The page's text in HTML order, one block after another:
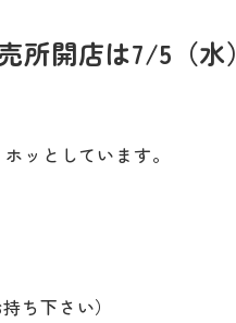
所開店は7/5（水）
ッとしています。
ち下さい）